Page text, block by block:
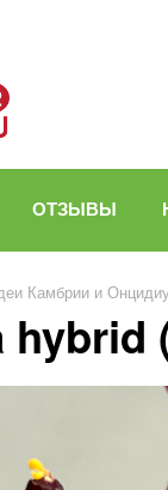
ОТЗЫВЫ
Камбрии и